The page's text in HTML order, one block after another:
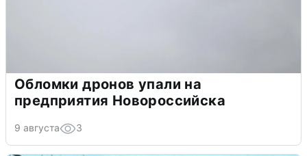
Обломки дронов упали на
предприятия Новороссийска
9 августа 3